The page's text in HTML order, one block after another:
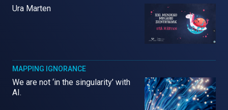
Ura Marten
MAPPING IGNORANCE
We are not ‘in the singularity’ with
AI.